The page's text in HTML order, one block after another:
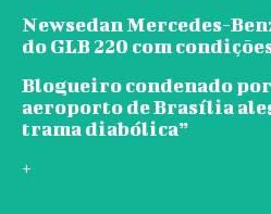
Newsedan Mercedes-
do GLB 220 com
Blogueiro condenado
aeroporto de Brasília
trama diabólica”
+